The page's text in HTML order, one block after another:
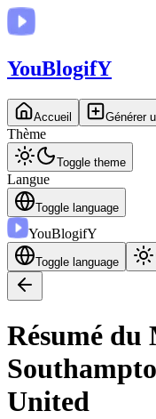
YouBlogifY
Accueil Générer
Thème
Toggle theme
Langue
Toggle language
YouBlogifY
Toggle language
Résumé du
United